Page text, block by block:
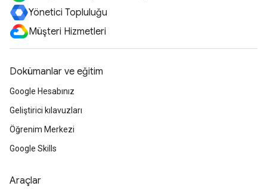
Yönetici Topluluğu
Müşteri Hizmetleri
Dokümanlar ve eğitim
Google Hesabınız
Geliştirici kılavuzları
Öğrenim Merkezi
Google Skills
Araçlar